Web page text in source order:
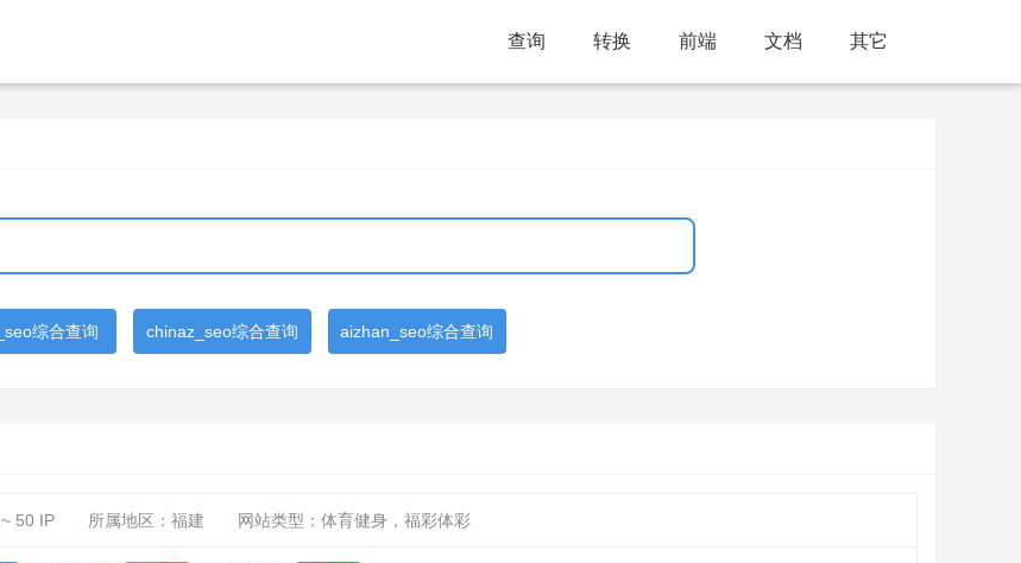
查询 转换 前端 文档 其它
综合查询 chinaz_seo综合查询 aizhan_seo综合查询
50 IP 所属地区：福建 网站类型：体育健身，福彩体彩